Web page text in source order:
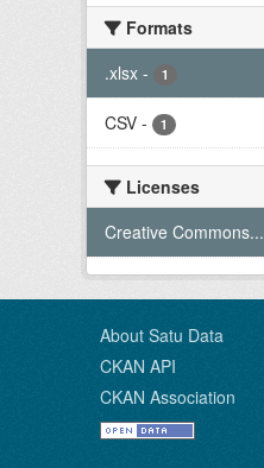
Formats
.xlsx - 1
CSV - 1
Licenses
Creative Commons...
About Satu Data
CKAN API
CKAN Association